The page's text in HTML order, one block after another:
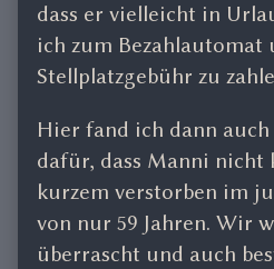
dass er vielleicht in
ich zum Bezahlautomat
Stellplatzgebühr zu
Hier fand ich dann
dafür, dass Manni nicht
kurzem verstorben im
von nur 59 Jahren. Wir
überrascht und auch